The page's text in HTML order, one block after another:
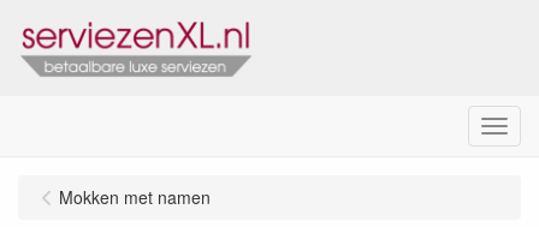
Menu
Mokken met namen